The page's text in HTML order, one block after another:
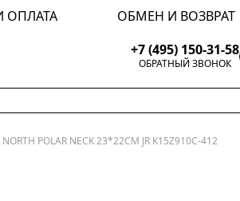
ОПЛАТА ОБМЕН И ВОЗВРАТ
+7 (495) 150-31-58
ОБРАТНЫЙ ЗВОНОК
POLAR NECK 23*22CM JR K15Z910C-412